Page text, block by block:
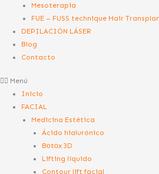
Mesoterapia
FUE – FUSS technique Hair
DEPILACIÓN LÁSER
Blog
Contacto
Menú
Inicio
FACIAL
Medicina Estética
Ácido hialurónico
Bоtоx 3D
Lifting líquido
Contour lift facial